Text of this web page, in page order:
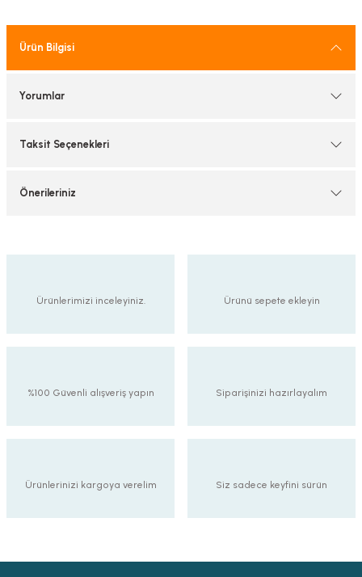
Armatür
Ürün Bilgisi
Yorumlar
Taksit Seçenekleri
Önerileriniz
Ürünlerimizi inceleyiniz. Ürünü sepete ekleyin
%100 Güvenli alışveriş yapın Siparişinizi hazırlayalım
Ürünlerinizi kargoya verelim Siz sadece keyfini sürün